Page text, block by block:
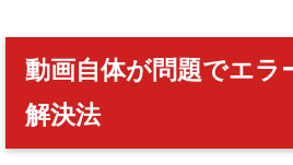
動画自体が問題でエラ
解決法